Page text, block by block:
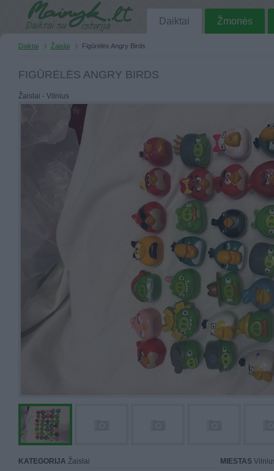
Daiktai Žmonės
Daiktai Žaislai Figūrėlės Angry Birds
FIGŪRĖLĖS ANGRY BIRDS
Žaislai - Vilnius
KATEGORIJA Žaislai MIESTAS